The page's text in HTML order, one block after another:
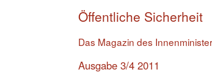
Öffentliche Sicherheit
Das Magazin des
Ausgabe 3/4 2011